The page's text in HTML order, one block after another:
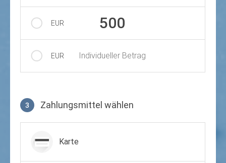
EUR 500
EUR Individueller Betrag
3 Zahlungsmittel wählen
Karte